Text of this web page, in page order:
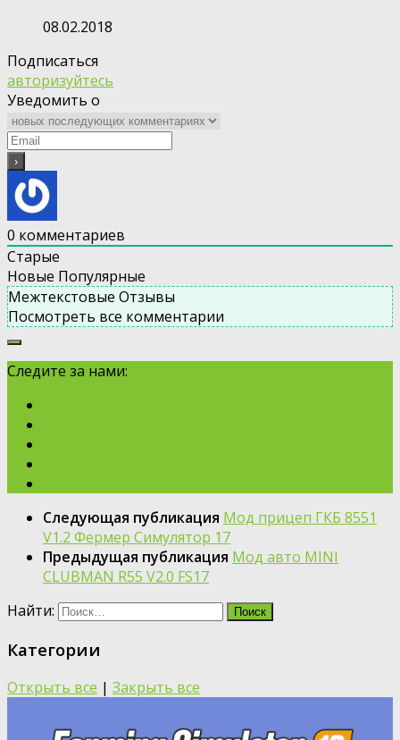
08.02.2018
Подписаться
авторизуйтесь
Уведомить о
0 комментариев
Старые
Новые Популярные
Межтекстовые Отзывы
Посмотреть все комментарии
Следите за нами:
Следующая публикация Мод прицеп ГКБ 8551
V1.2 Фермер Симулятор 17
Предыдущая публикация Мод авто MINI
CLUBMAN R55 V2.0 FS17
Найти:
Категории
Открыть все | Закрыть все